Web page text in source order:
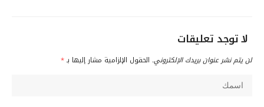
لا توجد تعليقات
لن يتم نشر عنوان بريدك الإلكتروني. الحقول الإلزامية مشار إليها بـ*